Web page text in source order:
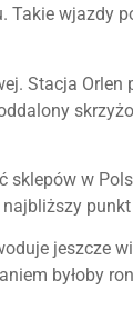
Takie wjazdy
Stacja
sklepów w
jeszcze
byłoby